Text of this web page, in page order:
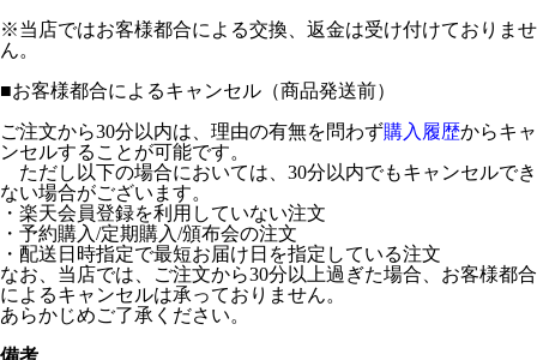
※当店ではお客様都合による交換、返金は受け付けておりませ
ん。
■お客様都合によるキャンセル（商品発送前）
ご注文から30分以内は、理由の有無を問わず購入履歴からキャ
ンセルすることが可能です。
ただし以下の場合においては、30分以内でもキャンセルでき
ない場合がございます。
・楽天会員登録を利用していない注文
・予約購入/定期購入/頒布会の注文
・配送日時指定で最短お届け日を指定している注文
なお、当店では、ご注文から30分以上過ぎた場合、お客様都合
によるキャンセルは承っておりません。
あらかじめご了承ください。
備考